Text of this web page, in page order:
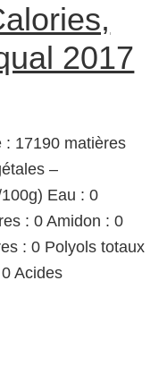
2017
: 17190 matières
–
Eau : 0
: 0 Amidon : 0
: 0 Polyols totaux
Acides